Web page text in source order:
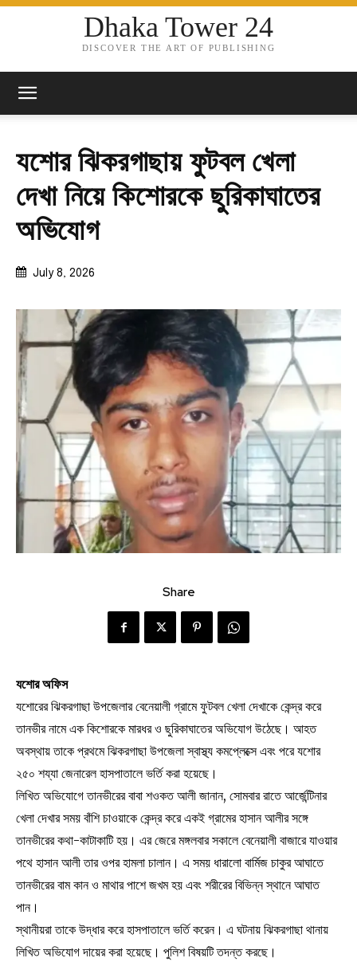
Dhaka Tower 24
DISCOVER THE ART OF PUBLISHING
যশোর ঝিকরগাছায় ফুটবল খেলা
দেখা নিয়ে কিশোরকে ছুরিকাঘাতের
অভিযোগ
July 8, 2026
Share
যশোর অফিস
যশোরের ঝিকরগাছা উপজেলার বেনেয়ালী গ্রামে ফুটবল খেলা দেখাকে কেন্দ্র করে
তানভীর নামে এক কিশোরকে মারধর ও ছুরিকাঘাতের অভিযোগ উঠেছে। আহত
অবস্থায় তাকে প্রথমে ঝিকরগাছা উপজেলা স্বাস্থ্য কমপ্লেক্সে এবং পরে যশোর
২৫০ শয্যা জেনারেল হাসপাতালে ভর্তি করা হয়েছে।
লিখিত অভিযোগে তানভীরের বাবা শওকত আলী জানান, সোমবার রাতে আর্জেন্টিনার
খেলা দেখার সময় বাঁশি চাওয়াকে কেন্দ্র করে একই গ্রামের হাসান আলীর সঙ্গে
তানভীরের কথা-কাটাকাটি হয়। এর জেরে মঙ্গলবার সকালে বেনেয়ালী বাজারে যাওয়ার
পথে হাসান আলী তার ওপর হামলা চালান। এ সময় ধারালো বার্মিজ চাকুর আঘাতে
তানভীরের বাম কান ও মাথার পাশে জখম হয় এবং শরীরের বিভিন্ন স্থানে আঘাত
পান।
স্থানীয়রা তাকে উদ্ধার করে হাসপাতালে ভর্তি করেন। এ ঘটনায় ঝিকরগাছা থানায়
লিখিত অভিযোগ দায়ের করা হয়েছে। পুলিশ বিষয়টি তদন্ত করছে।